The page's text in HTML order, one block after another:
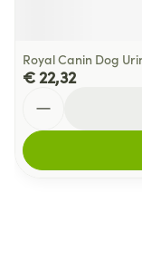
Royal Canin Dog
€ 22,32